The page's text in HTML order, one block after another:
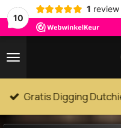
10
1 review
Gratis Digging